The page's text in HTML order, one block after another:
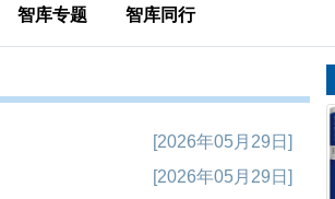
智库专题 智库同行
[2026年05月29日]
[2026年05月29日]